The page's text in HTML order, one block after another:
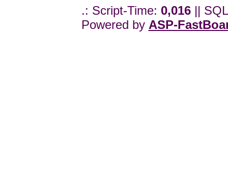
.: Script-Time: 0,016||
Powered by ASP-